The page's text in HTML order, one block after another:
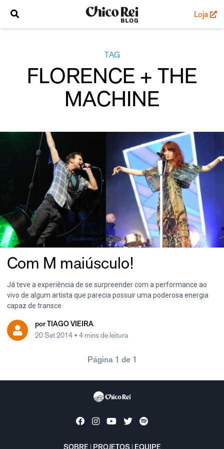
Loja
TAG
FLORENCE + THE
MACHINE
Com M maiúsculo!
Já teve a experiência de se surpreender com a performance ao
vivo de algum artista que parecia possuir uma poderosa energia
capaz de transce
por TIAGO VIEIRA
20 Set 2014 • 4 mins de leitura
Página 1 de 1